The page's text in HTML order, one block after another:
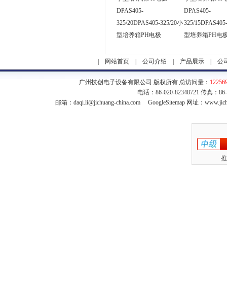
DPAS405-
325/20DPAS405-325/20小
型培养箱PH电极
DPAS405-
325/
型培养箱PH电
网站首页 公司介绍 产品展示 公
广州技创电子设备有限公司 版权所有 总访问量：
电话：86-020-82348721 传真：
邮箱： daqi.li@jichuang-china.com GoogleSitemap网址：